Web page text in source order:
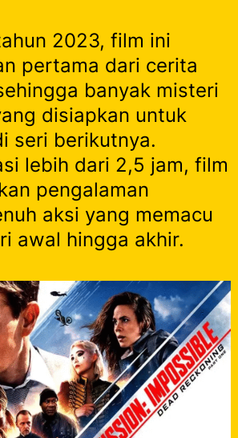
2023, film ini
pertama dari cerita
banyak misteri
disiapkan untuk
seri berikutnya.
lebih dari 2,5 jam, film
pengalaman
aksi yang memacu
awal hingga akhir.